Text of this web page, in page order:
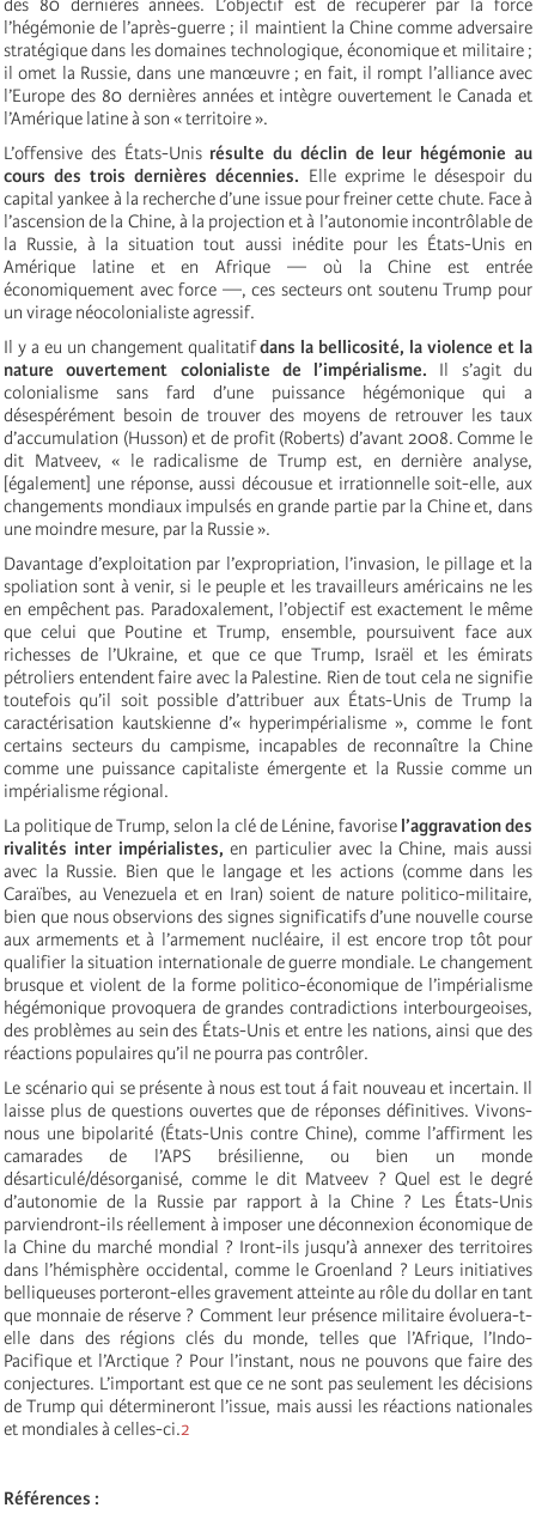
des 80 dernières années. L’objectif est de récupérer par la force
l’hégémonie de l’après-guerre ; il maintient la Chine comme adversaire
stratégique dans les domaines technologique, économique et militaire ;
il omet la Russie, dans une manœuvre ; en fait, il rompt l’alliance avec
l’Europe des 80 dernières années et intègre ouvertement le Canada et
l’Amérique latine à son « territoire ».
L’offensive des États-Unis résulte du déclin de leur hégémonie au
cours des trois dernières décennies. Elle exprime le désespoir du
capital yankee à la recherche d’une issue pour freiner cette chute. Face à
l’ascension de la Chine, à la projection et à l’autonomie incontrôlable de
la Russie, à la situation tout aussi inédite pour les États-Unis en
Amérique latine et en Afrique — où la Chine est entrée
économiquement avec force —, ces secteurs ont soutenu Trump pour
un virage néocolonialiste agressif.
Il y a eu un changement qualitatifdans la bellicosité, la violence et la
nature ouvertement colonialiste de l’impérialisme. Il s’agit du
colonialisme sans fard d’une puissance hégémonique qui a
désespérément besoin de trouver des moyens de retrouver les taux
d’accumulation (Husson) et de profit (Roberts) d’avant 2008. Comme le
dit Matveev, « le radicalisme de Trump est, en dernière analyse,
[également] une réponse, aussi décousue et irrationnelle soit-elle, aux
changements mondiaux impulsés en grande partie par la Chine et, dans
une moindre mesure, par la Russie ».
Davantage d’exploitation par l’expropriation, l’invasion, le pillage et la
spoliation sont à venir, si le peuple et les travailleurs américains ne les
en empêchent pas. Paradoxalement, l’objectif est exactement le même
que celui que Poutine et Trump, ensemble, poursuivent face aux
richesses de l’Ukraine, et que ce que Trump, Israël et les émirats
pétroliers entendent faire avec la Palestine. Rien de tout cela ne signifie
toutefois qu’il soit possible d’attribuer aux États-Unis de Trump la
caractérisation kautskienne d’« hyperimpérialisme », comme le font
certains secteurs du campisme, incapables de reconnaître la Chine
comme une puissance capitaliste émergente et la Russie comme un
impérialisme régional.
La politique de Trump, selon la clé de Lénine, favorise l’aggravation des
rivalités inter impérialistes,en particulier avec la Chine, mais aussi
avec la Russie. Bien que le langage et les actions (comme dans les
Caraïbes, au Venezuela et en Iran) soient de nature politico-militaire,
bien que nous observions des signes significatifs d’une nouvelle course
aux armements et à l’armement nucléaire, il est encore trop tôt pour
qualifier la situation internationale de guerre mondiale. Le changement
brusque et violent de la forme politico-économique de l’impérialisme
hégémonique provoquera de grandes contradictions interbourgeoises,
des problèmes au sein des États-Unis et entre les nations, ainsi que des
réactions populaires qu’il ne pourra pas contrôler.
Le scénario qui se présente à nous est tout á fait nouveau et incertain. Il
laisse plus de questions ouvertes que de réponses définitives. Vivons-
nous une bipolarité (États-Unis contre Chine), comme l’affirment les
camarades de l’APS brésilienne, ou bien un monde
désarticulé/désorganisé, comme le dit Matveev ? Quel est le degré
d’autonomie de la Russie par rapport à la Chine ? Les États-Unis
parviendront-ils réellement à imposer une déconnexion économique de
la Chine du marché mondial ? Iront-ils jusqu’à annexer des territoires
dans l’hémisphère occidental, comme le Groenland ? Leurs initiatives
belliqueuses porteront-elles gravement atteinte au rôle du dollar en tant
que monnaie de réserve ? Comment leur présence militaire évoluera-t-
elle dans des régions clés du monde, telles que l’Afrique, l’Indo-
Pacifique et l’Arctique ? Pour l’instant, nous ne pouvons que faire des
conjectures. L’important est que ce ne sont pas seulement les décisions
de Trump qui détermineront l’issue, mais aussi les réactions nationales
et mondiales à celles-ci.2
Références :